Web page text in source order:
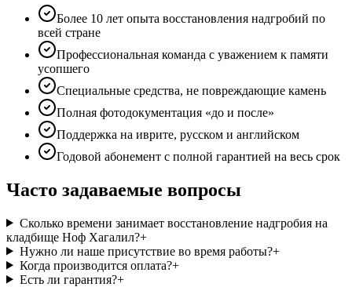
Более 10 лет опыта восстановления надгробий по
всей стране
Профессиональная команда с уважением к памяти
усопшего
Специальные средства, не повреждающие камень
Полная фотодокументация «до и после»
Поддержка на иврите, русском и английском
Годовой абонемент с полной гарантией на весь срок
Часто задаваемые вопросы
Сколько времени занимает восстановление надгробия на
кладбище Ноф Хагалил?+
Нужно ли наше присутствие во время работы?+
Когда производится оплата?+
Есть ли гарантия?+